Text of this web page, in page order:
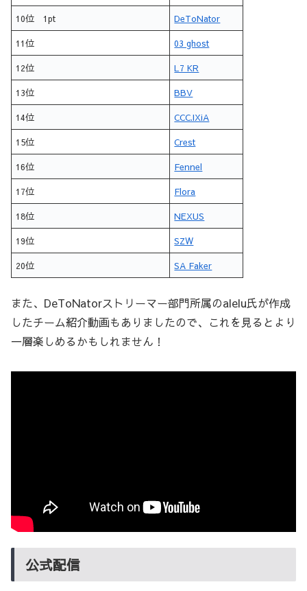
10位 1pt DeToNator
11位 03 ghost
12位 L7 KR
13位 BBV
14位 CCC.IXiA
15位 Crest
16位 Fennel
17位 Flora
18位 NEXUS
19位 SZW
20位 SA Faker
また、DeToNatorストリーマー部門所属のalelu氏が作成
したチーム紹介動画もありましたので、これを見るとより
一層楽しめるかもしれません！
公式配信